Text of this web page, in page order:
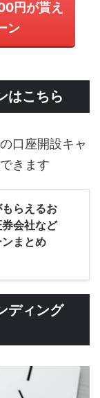
円が貰え
ン
はこちら
口座開設キャ
きます
らえるお
会社など
まとめ
ディング